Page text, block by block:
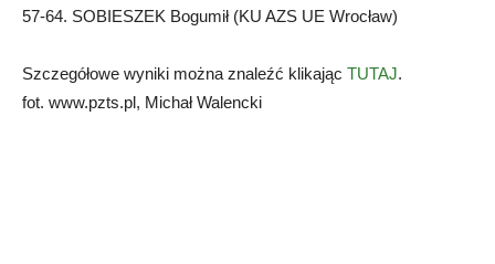
57-64. SOBIESZEK Bogumił (KU AZS UE Wrocław)
Szczegółowe wyniki można znaleźć klikając TUTAJ.
fot. www.pzts.pl, Michał Walencki